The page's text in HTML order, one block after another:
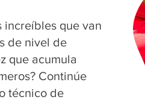
increíbles que van
de nivel de
que acumula
Continúe
técnico de